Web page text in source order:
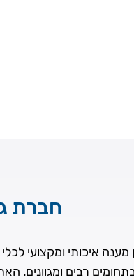
חברת
איכותי ומקצועי
רבים